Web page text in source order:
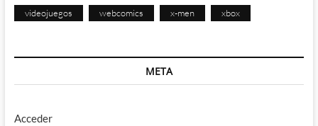
videojuegos webcomics x-men xbox
META
Acceder